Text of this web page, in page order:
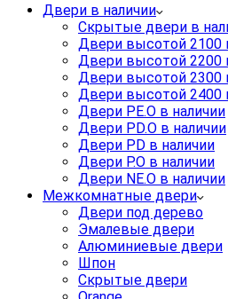
Двери в наличии
Скрытые двери в
Двери высотой 2100
Двери высотой 2200
Двери высотой 2300
Двери высотой 2400
Двери PE.O в наличии
Двери PD.O в наличии
Двери PD в наличии
Двери P.O в наличии
Двери NE.O в наличии
Межкомнатные двери
Двери под дерево
Эмалевые двери
Алюминиевые двери
Шпон
Скрытые двери